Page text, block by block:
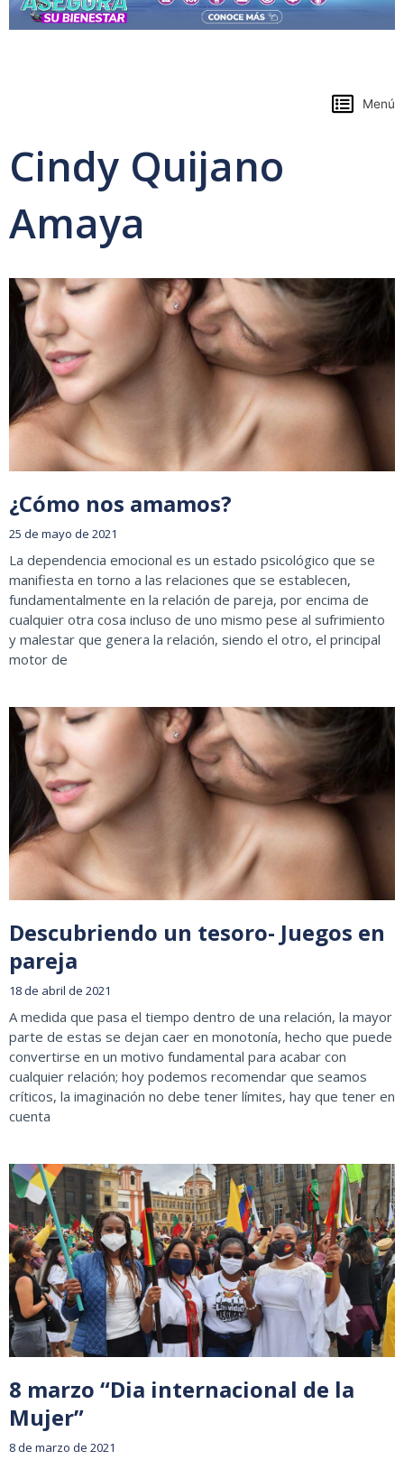
Menú
Cindy Quijano
Amaya
¿Cómo nos amamos?
25 de mayo de 2021
La dependencia emocional es un estado psicológico que se
manifiesta en torno a las relaciones que se establecen,
fundamentalmente en la relación de pareja, por encima de
cualquier otra cosa incluso de uno mismo pese al sufrimiento
y malestar que genera la relación, siendo el otro, el principal
motor de
Descubriendo un tesoro- Juegos en
pareja
18 de abril de 2021
A medida que pasa el tiempo dentro de una relación, la mayor
parte de estas se dejan caer en monotonía, hecho que puede
convertirse en un motivo fundamental para acabar con
cualquier relación; hoy podemos recomendar que seamos
críticos, la imaginación no debe tener límites, hay que tener en
cuenta
8 marzo “Dia internacional de la
Mujer”
8 de marzo de 2021
Page Page